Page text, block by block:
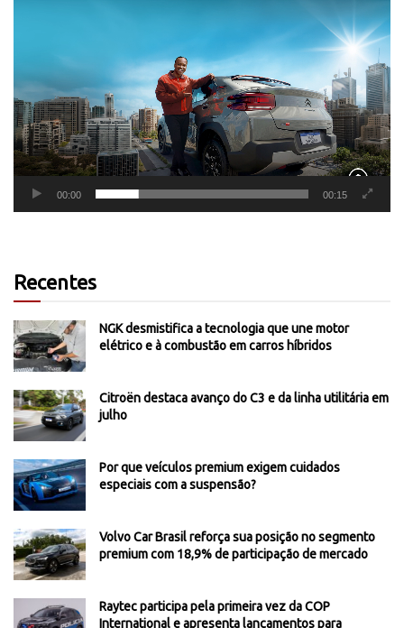
00:00 00:15
Recentes
NGK desmistifica a tecnologia que une motor
elétrico e à combustão em carros híbridos
Citroën destaca avanço do C3 e da linha utilitária em
julho
Por que veículos premium exigem cuidados
especiais com a suspensão?
Volvo Car Brasil reforça sua posição no segmento
premium com 18,9% de participação de mercado
Raytec participa pela primeira vez da COP
International e apresenta lançamentos para